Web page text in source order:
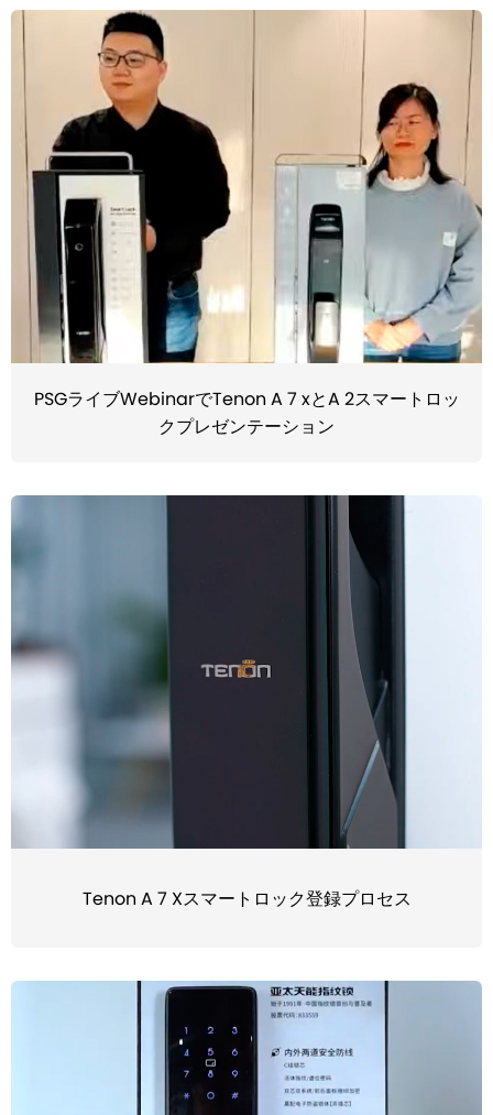
PSGライブWebinarでTenon A 7 xとA 2スマートロッ
クプレゼンテーション
Tenon A 7 Xスマートロック登録プロセス